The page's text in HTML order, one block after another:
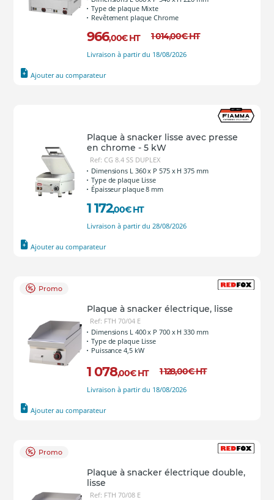
Type de plaque Mixte
Revêtement plaque Chrome
966,00€ HT 1 014,00€HT
Livraison à partir du 18/08/2026
Ajouter au comparateur
Plaque à snacker lisse avec presse
en chrome - 5 kW
Ref: CG 8.4 SS DUPLEX
Dimensions L 360 x P 575 x H 375 mm
Type de plaque Lisse
Épaisseur plaque 8 mm
1 172,00€ HT
Livraison à partir du 28/08/2026
Ajouter au comparateur
Promo
Plaque à snacker électrique, lisse
Ref: FTH 70/04 E
Dimensions L 400 x P 700 x H 330 mm
Type de plaque Lisse
Puissance 4,5 kW
1 078,00€ HT 1 128,00€HT
Livraison à partir du 18/08/2026
Ajouter au comparateur
Promo
Plaque à snacker électrique double,
lisse
Ref: FTH 70/08 E